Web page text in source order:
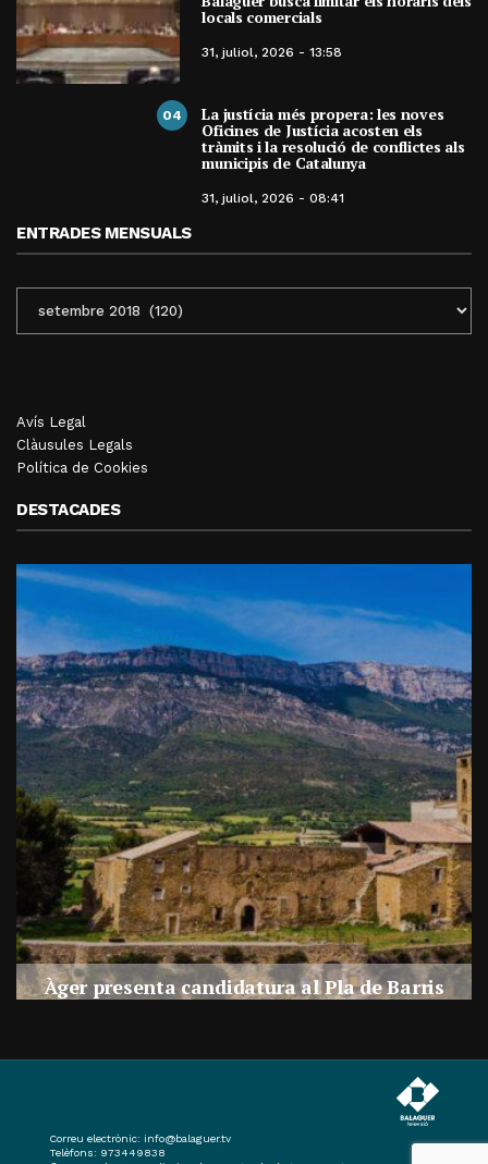
locals comercials
31, juliol, 2026 - 13:58
04 La justícia més propera: les noves
Oficines de Justícia acosten els
tràmits i la resolució de conflictes als
municipis de Catalunya
31, juliol, 2026 - 08:41
ENTRADES MENSUALS
MENSUALS
Avís Legal
Clàusules Legals
Política de Cookies
DESTACADES
Àger presenta candidatura al Pla de Barris
Correu electrònic: info@balaguer.tv
Telèfons: 973449838